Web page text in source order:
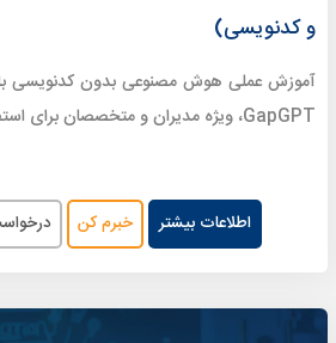
و کدنویسی)
GapGPT، ویژه مدیران و متخصصان برای استفاده فوری در محیط کار.
اطلاعات بیشتر خبرم کن